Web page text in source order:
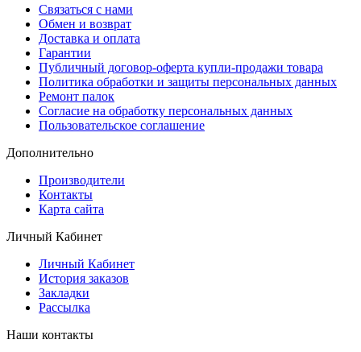
Связаться с нами
Обмен и возврат
Доставка и оплата
Гарантии
Публичный договор-оферта купли-продажи товара
Политика обработки и защиты персональных данных
Ремонт палок
Согласие на обработку персональных данных
Пользовательское соглашение
Дополнительно
Производители
Контакты
Карта сайта
Личный Кабинет
Личный Кабинет
История заказов
Закладки
Рассылка
Наши контакты